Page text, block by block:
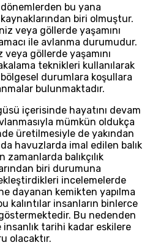
bu yana
biri olmuştur.
veya göllerde yaşamını
ile avlanma durumudur.
göllerde yaşamını
teknikleri kullanılarak
bölgesel durumlara koşullara
bulunmaktadır.
içerisinde hayatını devam
mümkün oldukça
üretilmesiyle de yakından
havuzlarda imal edilen balık
zamanlarda balıkçılık
biri durumuna
incelemelerde
dayanan kemikten yapılma
kalıntılar insanların binlerce
göstermektedir. Bu nedenden
insanlık tarihi kadar eskilere
olacaktır.